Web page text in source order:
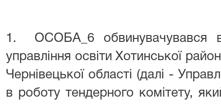
1. ОСОБА_6 обвинувачувався
управління освіти Хотинської
Чернівецької області (далі -
в роботу тендерного комітету,